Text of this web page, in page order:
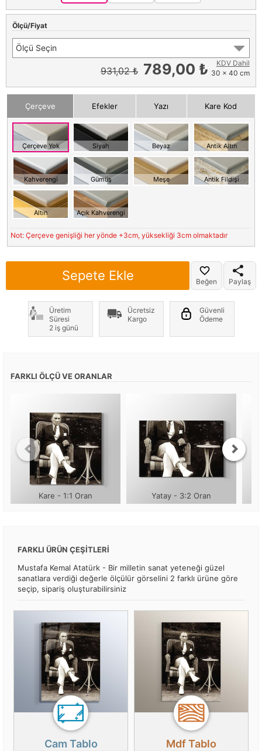
Ölçü/Fiyat
Ölçü Seçin
931,02 ₺ 789,00 ₺
KDV Dahil
30 x 40 cm
Çerçeve Efekler Yazı Kare Kod
Çerçeve Yok Siyah Beyaz Antik Altın
Kahverengi Gümüş Meşe Antik Fildişi
Altın Açık Kahverengi
Not: Çerçeve genişliği her yönde +3cm, yüksekliği 3cm olmaktadır
Sepete Ekle Beğen Paylaş
Üretim
Süresi
2 iş günü
Ücretsiz
Kargo
Güvenli
Ödeme
FARKLI ÖLÇÜ VE ORANLAR
Kare - 1:1 Oran Yatay - 3:2 Oran
FARKLI ÜRÜN ÇEŞİTLERİ
Mustafa Kemal Atatürk - Bir milletin sanat yeteneği güzel
sanatlara verdiği değerle ölçülür görselini 2 farklı ürüne göre
seçip, sipariş oluşturabilirsiniz
Cam Tablo Mdf Tablo